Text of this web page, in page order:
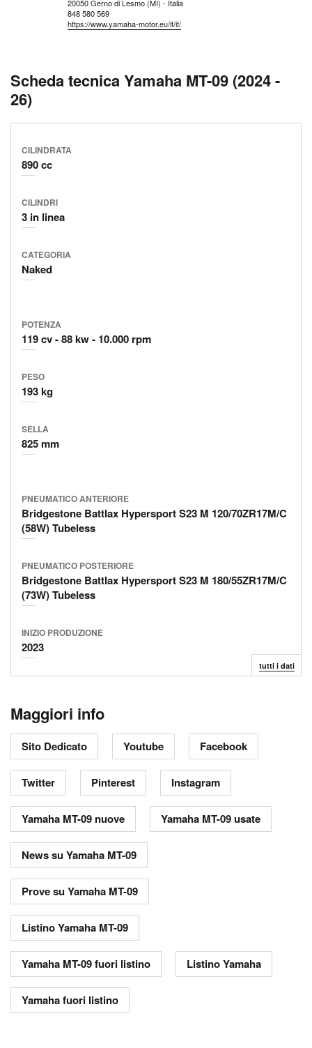
20050 Gerno di Lesmo (MI) - Italia
848 580 569
https://www.yamaha-motor.eu/it/it/
Scheda tecnica Yamaha MT-09 (2024 -
26)
CILINDRATA
890 cc
CILINDRI
3 in linea
CATEGORIA
Naked
POTENZA
119 cv 88 kw 10.000 rpm
PESO
193 kg
SELLA
825 mm
PNEUMATICO ANTERIORE
Bridgestone Battlax Hypersport S23 M 120/70ZR17M/C
(58W) Tubeless
PNEUMATICO POSTERIORE
Bridgestone Battlax Hypersport S23 M 180/55ZR17M/C
(73W) Tubeless
INIZIO PRODUZIONE
2023
tutti i dati
Maggiori info
Sito Dedicato Youtube Facebook
Twitter Pinterest Instagram
Yamaha MT-09 nuove Yamaha MT-09 usate
News su Yamaha MT-09
Prove su Yamaha MT-09
Listino Yamaha MT-09
Yamaha MT-09 fuori listino Listino Yamaha
Yamaha fuori listino